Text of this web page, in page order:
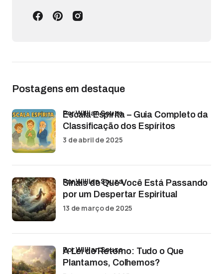
Postagens em destaque
Escala Espírita – Guia Completo da
Classificação dos Espíritos
por Willian Souza
3 de abril de 2025
Sinais de Que Você Está Passando
por um Despertar Espiritual
por Willian Souza
13 de março de 2025
A Lei do Retorno: Tudo o Que
Plantamos, Colhemos?
por Willian Souza